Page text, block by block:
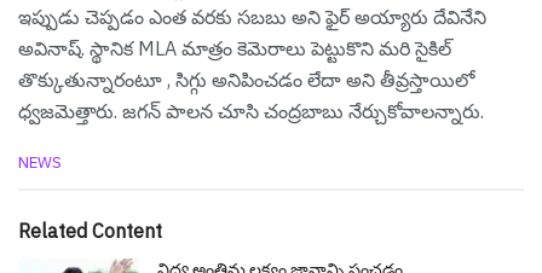
ఇప్పుడు చెప్ప‌డం ఎంత వ‌ర‌కు స‌బ‌బు అని ఫైర్ అయ్యారు దేవినేని
అవినాష్. స్థానిక MLA మాత్రం కెమెరాలు పెట్టుకొని మరి సైకిల్
తొక్కుతున్నారంటూ , సిగ్గు అనిపించ‌డం లేదా అని తీవ్ర‌స్తాయిలో
ధ్వ‌జ‌మెత్తారు. జగన్ పాలన చూసి చంద్రబాబు నేర్చుకోవాలన్నారు.
C
e
NEWS
Related Content